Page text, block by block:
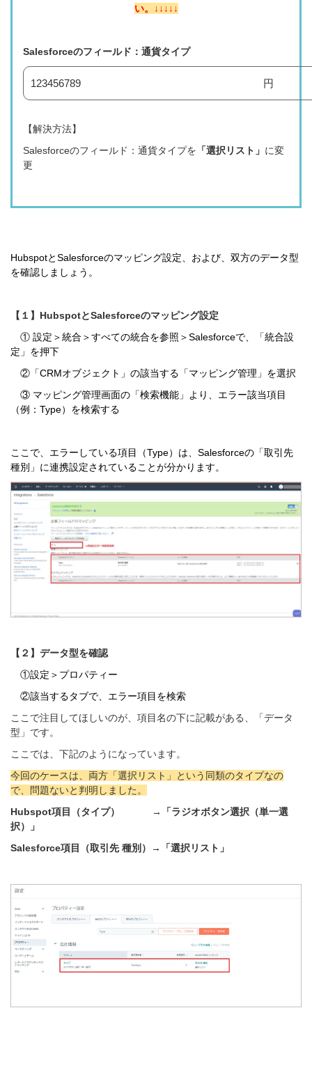
い。
↓↓↓↓↓
Salesforceのフィールド：通貨タイプ
123456789 円
【解決方法】
Salesforceのフィールド：通貨タイプを 「選択リスト」 に変
更
HubspotとSalesforceのマッピング設定、および、双方のデータ型
を確認しましょう。
【１】HubspotとSalesforceのマッピング設定
① 設定＞統合＞すべての統合を参照＞Salesforceで、「統合設
定」を押下
②「CRMオブジェクト」の該当する「マッピング管理」を選択
③ マッピング管理画面の「検索機能」より、エラー該当項目
（例：Type）を検索する
ここで、エラーしている項目（Type）は、Salesforceの「取引先
種別」に連携設定されていることが分かります。
【２】データ型を確認
①設定＞プロパティー
②該当するタブで、エラー項目を検索
ここで注目してほしいのが、項目名の下に記載がある、「データ
型」です。
ここでは、下記のようになっています。
今回のケースは、両方「選択リスト」という同類のタイプなの
で、問題ないと判明しました。
Hubspot項目（タイプ） →「ラジオボタン選択（単一選
択）」
Salesforce項目（取引先 種別）→「選択リスト」